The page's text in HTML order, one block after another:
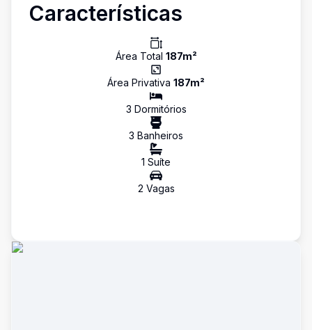
Características
Área Total 187m²
Área Privativa 187m²
3 Dormitórios
3 Banheiros
1 Suíte
2 Vagas